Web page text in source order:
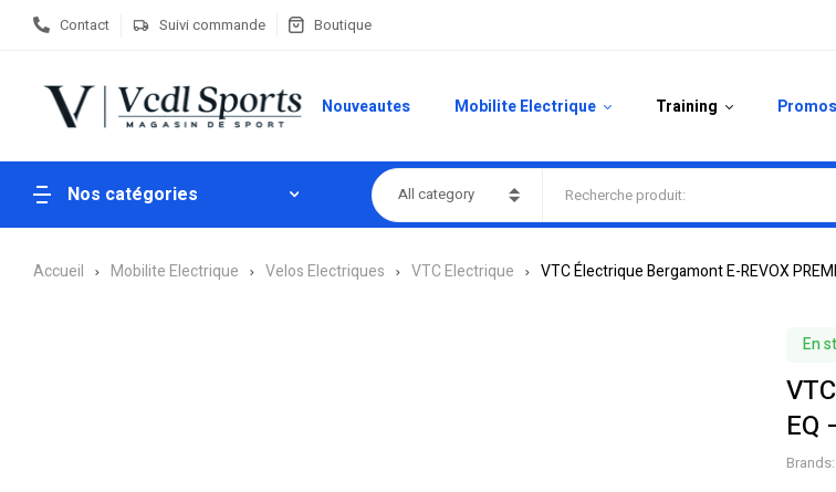
Contact Suivi commande Boutique
Nouveautes Mobilite Electrique Training
Nos catégories All category
Accueil Mobilite Electrique Velos Electriques VTC Electrique VTC Électrique Bergamont E-REVOX
En
EQ
Brands: